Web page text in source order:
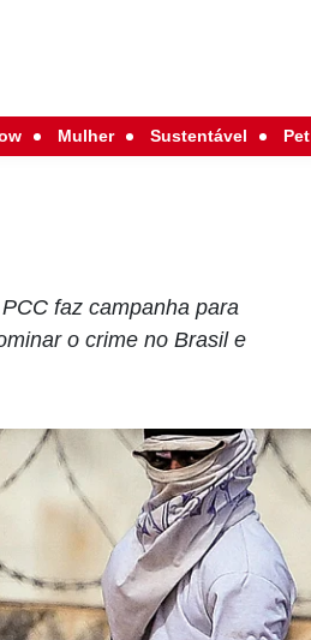
Mulher Sustentável Pet
faz campanha para
o crime no Brasil e